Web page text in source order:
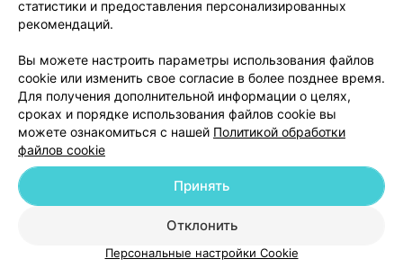
Персональные настройки cookie
Обработка персональных данных
© 2026 ООО «Артокс Лаб», УНП 191700409| 220012, Республика Беларусь,
статистики и предоставления персонализированных
рекомендаций.
Вы можете настроить параметры использования файлов
cookie или изменить свое согласие в более позднее время.
Для получения дополнительной информации о целях,
сроках и порядке использования файлов cookie вы
можете ознакомиться с нашей Политикой обработки
файлов cookie
Отклонить
Принять
Персональные настройки Cookie